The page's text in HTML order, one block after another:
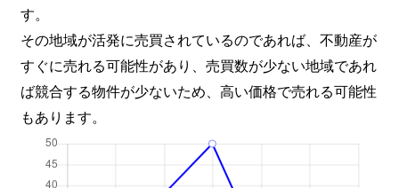
す。
その地域が活発に売買されているのであれば、不動産が
すぐに売れる可能性があり、売買数が少ない地域であれ
ば競合する物件が少ないため、高い価格で売れる可能性
もあります。